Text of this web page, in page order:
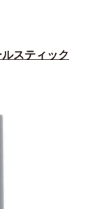
スティック